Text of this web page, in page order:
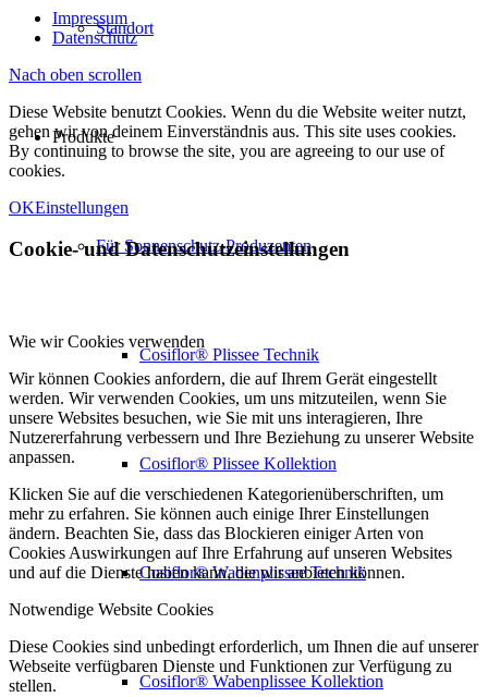
Standort
Produkte
Für Sonnenschutz-Produzenten
Cosiflor® Plissee Technik
Cosiflor® Plissee Kollektion
Cosiflor® Wabenplissee Technik
Cosiflor® Wabenplissee Kollektion
Impressum
Datenschutz
Nach oben scrollen
Diese Website benutzt Cookies. Wenn du die Website weiter nutzt,
gehen wir von deinem Einverständnis aus. This site uses cookies.
By continuing to browse the site, you are agreeing to our use of
cookies.
OKEinstellungen
Cookie- und Datenschutzeinstellungen
Wie wir Cookies verwenden
Wir können Cookies anfordern, die auf Ihrem Gerät eingestellt
werden. Wir verwenden Cookies, um uns mitzuteilen, wenn Sie
unsere Websites besuchen, wie Sie mit uns interagieren, Ihre
Nutzererfahrung verbessern und Ihre Beziehung zu unserer Website
anpassen.
Klicken Sie auf die verschiedenen Kategorienüberschriften, um
mehr zu erfahren. Sie können auch einige Ihrer Einstellungen
ändern. Beachten Sie, dass das Blockieren einiger Arten von
Cookies Auswirkungen auf Ihre Erfahrung auf unseren Websites
und auf die Dienste haben kann, die wir anbieten können.
Notwendige Website Cookies
Diese Cookies sind unbedingt erforderlich, um Ihnen die auf unserer
Webseite verfügbaren Dienste und Funktionen zur Verfügung zu
stellen.